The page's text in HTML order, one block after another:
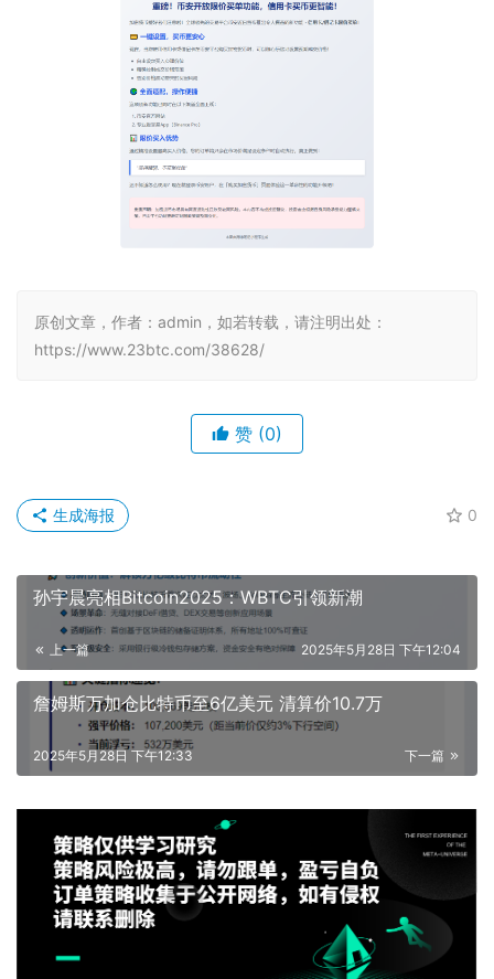
原创文章，作者：admin，如若转载，请注明出处：
https://www.23btc.com/38628/
赞 (0)
0
生成海报
孙宇晨亮相Bitcoin2025：WBTC引领新潮
上一篇 2025年5月28日 下午12:04
詹姆斯万加仓比特币至6亿美元 清算价10.7万
下一篇
2025年5月28日 下午12:33